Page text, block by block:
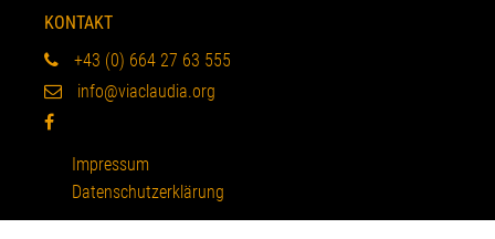
KONTAKT
+43 (0) 664 27 63 555
info@viaclaudia.org
Impressum
Datenschutzerklärung